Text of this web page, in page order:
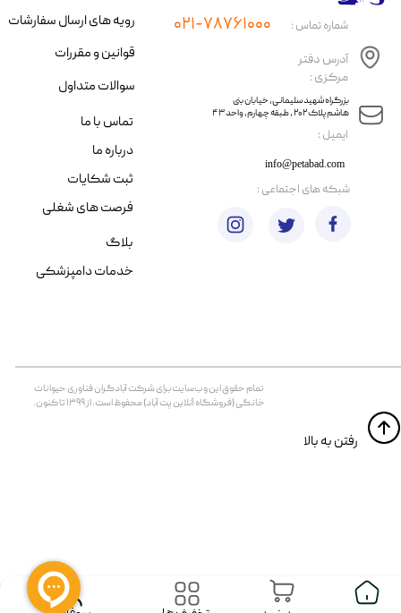
​ایمیل :
آدرس دفتر
مرکزی :
info@petabad.com
​​بزرگراه شهید سلیمانی، خیابان بنی
هاشم پلاک ۲۰۲ ، طبقه چهارم، واحد ۴۳
شماره تماس : ۰۲۱-۷۸۷۶۱۰۰۰
تمام حقوق اين وب‌سايت برای شرکت آبادگران فناوری حیوانات
خانگی (فروشگاه آنلاین پت آباد) محفوظ است. از ۱۳۹۹ تا کنون.
​​رفتن به بالا
رویه های ارسال سفارشات
قوانین و مقررات
سوالات متداول
تماس با ما
درباره ما
ثبت شکایات
فرصت های شغلی
​شبکه های اجتماعی :
بلاگ
خدمات دامپزشکی